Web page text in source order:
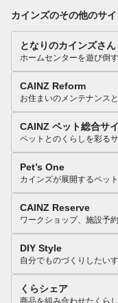
カインズのその他のサイ
となりのカインズさん
ホームセンターを遊び倒
CAINZ Reform
お住まいのメンテナンス
CAINZ ペット総合サ
ペットとのくらしを彩る
Pet’s One
カインズが展開するペッ
CAINZ Reserve
ワークショップ、施設予
DIY Style
自分でものづくりしたい
くらシェア